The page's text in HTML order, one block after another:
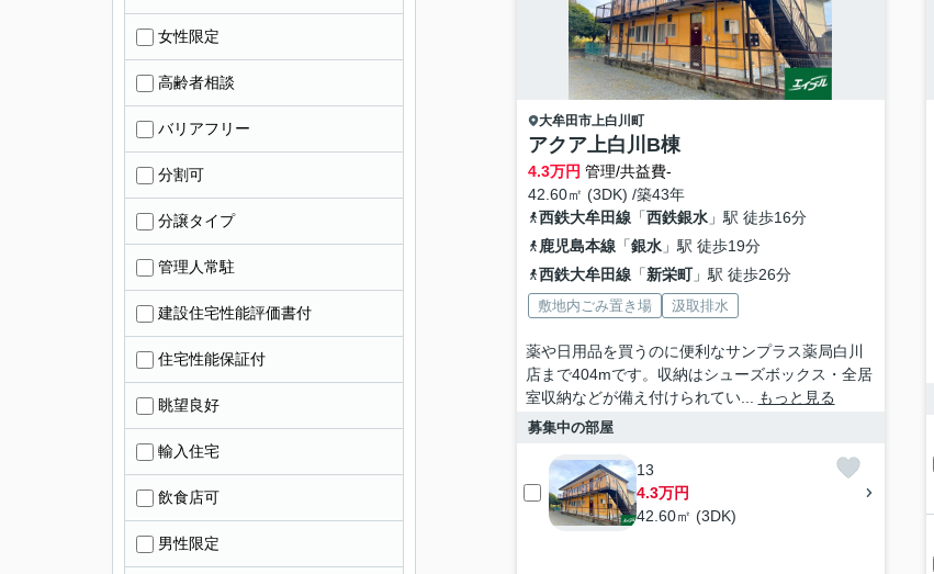
大牟田市上白川町
アクア上白川B棟
4.3万円 管理/共益費-
42.60㎡ (3DK) /築43年
西鉄大牟田線「西鉄銀水」駅 徒歩16分
鹿児島本線「銀水」駅 徒歩19分
西鉄大牟田線「新栄町」駅 徒歩26分
敷地内ごみ置き場 汲取排水
薬や日用品を買うのに便利なサンプラス薬局白川
店まで404mです。収納はシューズボックス・全居
室収納などが備え付けられてい...
もっと見る
募集中の部屋
13
4.3万円
42.60㎡ (3DK)
女性限定
高齢者相談
バリアフリー
分割可
分譲タイプ
管理人常駐
建設住宅性能評価書付
住宅性能保証付
眺望良好
輸入住宅
飲食店可
男性限定